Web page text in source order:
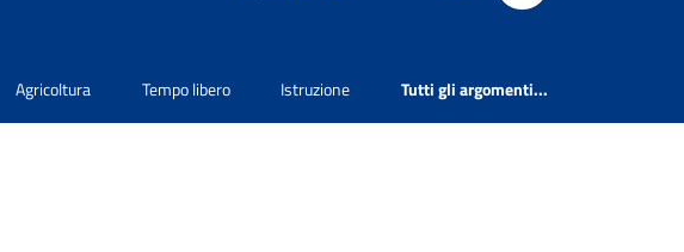
Agricoltura Tempo libero Istruzione Tutti gli argomenti...